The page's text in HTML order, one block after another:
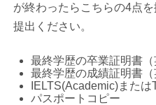
が終わったらこちらの4点
提出ください。
最終学歴の卒業証明書（
最終学歴の成績証明書（
IELTS(Academic)また
パスポートコピー